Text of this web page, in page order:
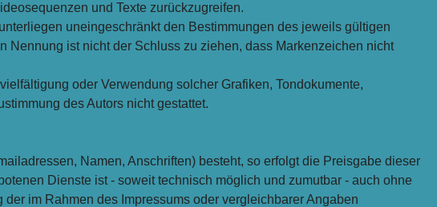
und Texte zurückzugreifen.
uneingeschränkt den Bestimmungen des jeweils gültigen
ist nicht der Schluss zu ziehen, dass Markenzeichen nicht
oder Verwendung solcher Grafiken, Tondokumente,
des Autors nicht gestattet.
Namen, Anschriften) besteht, so erfolgt die Preisgabe dieser
Dienste ist - soweit technisch möglich und zumutbar - auch ohne
im Rahmen des Impressums oder vergleichbarer Angaben